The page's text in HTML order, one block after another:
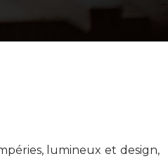
lumineux et design,